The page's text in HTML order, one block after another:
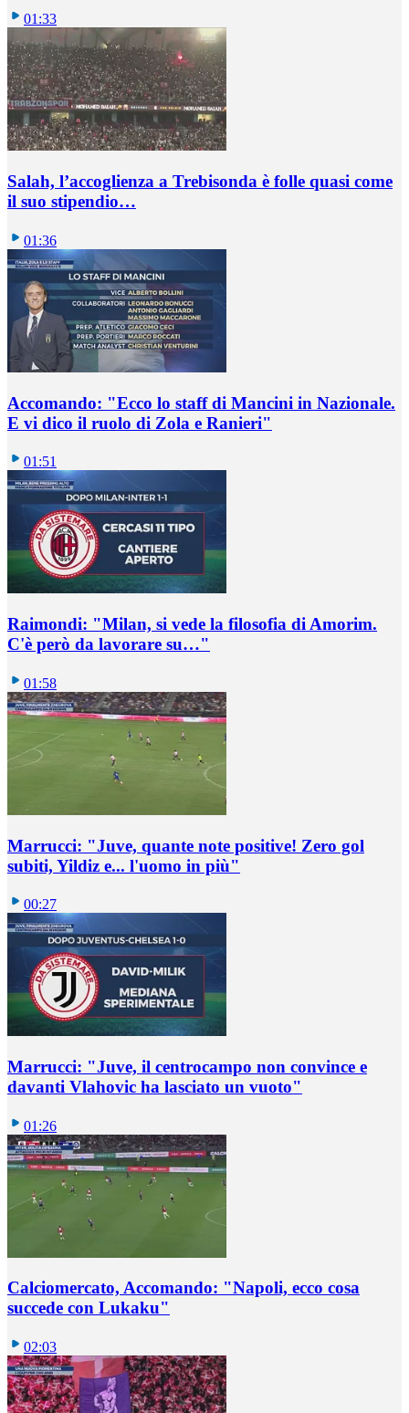
01:33
Salah, l’accoglienza a Trebisonda è folle quasi come
il suo stipendio…
01:36
Accomando: "Ecco lo staff di Mancini in Nazionale.
E vi dico il ruolo di Zola e Ranieri"
01:51
Raimondi: "Milan, si vede la filosofia di Amorim.
C'è però da lavorare su…"
01:58
Marrucci: "Juve, quante note positive! Zero gol
subiti, Yildiz e... l'uomo in più"
00:27
Marrucci: "Juve, il centrocampo non convince e
davanti Vlahovic ha lasciato un vuoto"
01:26
Calciomercato, Accomando: "Napoli, ecco cosa
succede con Lukaku"
02:03